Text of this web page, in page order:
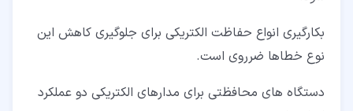
بکارگیری انواع حفاظت الکتریکی برای جلوگیری کاهش این
نوع خطاها ضرروی است.
دستگاه های محافظتی برای مدارهای الکتریکی دو عملکرد